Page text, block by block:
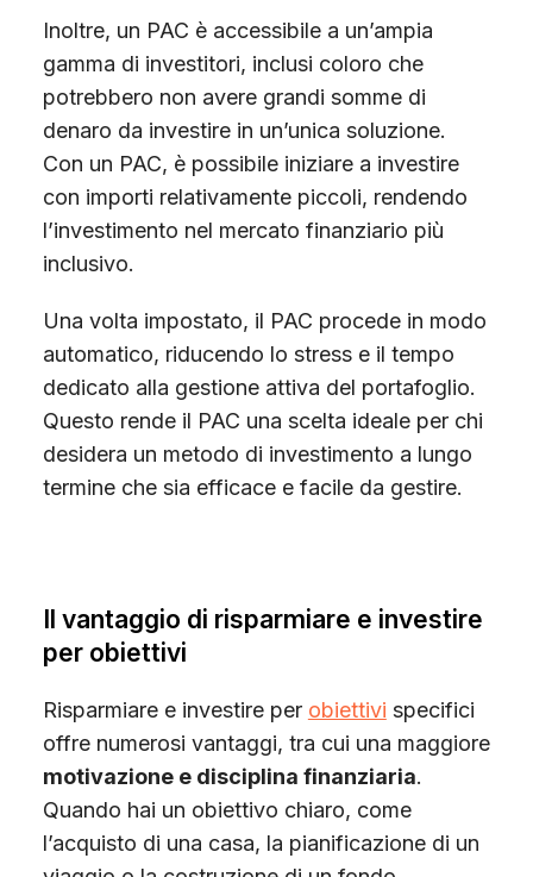
Inoltre, un PAC è accessibile a un’ampia
gamma di investitori, inclusi coloro che
potrebbero non avere grandi somme di
denaro da investire in un’unica soluzione.
Con un PAC, è possibile iniziare a investire
con importi relativamente piccoli, rendendo
l’investimento nel mercato finanziario più
inclusivo.
Una volta impostato, il PAC procede in modo
automatico, riducendo lo stress e il tempo
dedicato alla gestione attiva del portafoglio.
Questo rende il PAC una scelta ideale per chi
desidera un metodo di investimento a lungo
termine che sia efficace e facile da gestire.
Il vantaggio di risparmiare e investire
per obiettivi
Risparmiare e investire per obiettivi specifici
offre numerosi vantaggi, tra cui una maggiore
motivazione e disciplina finanziaria.
Quando hai un obiettivo chiaro, come
l’acquisto di una casa, la pianificazione di un